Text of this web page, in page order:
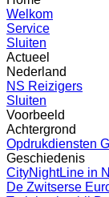
Welkom
Service
Sluiten
Actueel
Nederland
NS Reizigers
Sluiten
Voorbeeld
Achtergrond
Opdrukdiensten
Geschiedenis
CityNightLine in
De Zwitserse